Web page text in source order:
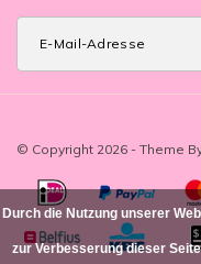
© Copyright 2026 - Theme
Durch die Nutzung unserer
zur Verbesserung dieser